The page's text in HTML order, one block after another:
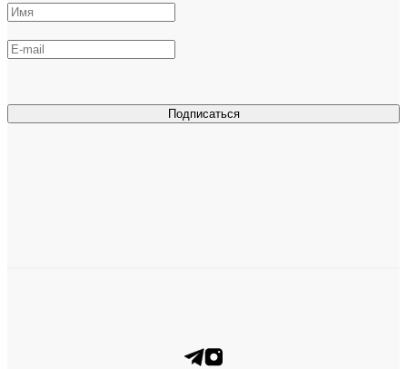
Подписаться